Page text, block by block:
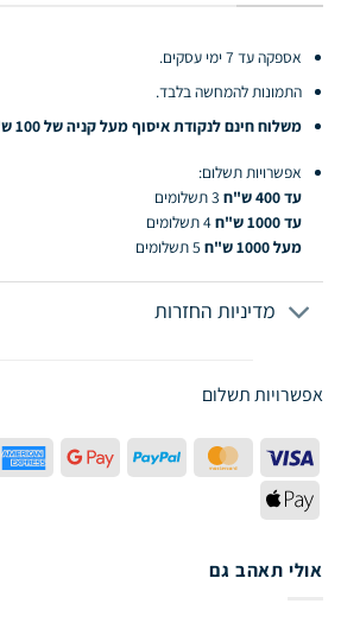
אספקה עד 7 ימי עסקים.
התמונות להמחשה בלבד.
משלוח חינם לנקודת איסוף מעל קניה של 100 ש"ח.
אפשרויות תשלום:
עד 400 ש"ח
3 תשלומים
עד 1000 ש"ח
4 תשלומים
מעל 1000 ש"ח
5 תשלומים
מדיניות החזרות
אפשרויות תשלום
Visa
MasterCard
PayPal
Google
Pay
Apple
Pay
אולי תאהב גם